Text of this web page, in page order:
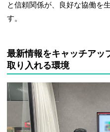
と信頼関係が、良好な協働を
す。
最新情報をキャッチアッ
取り入れる環境